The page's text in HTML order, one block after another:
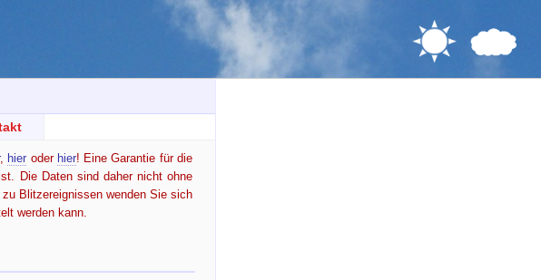
, hier oder hier! Eine Garantie für die
Die Daten sind daher nicht ohne
Blitzereignissen wenden Sie sich
werden kann.